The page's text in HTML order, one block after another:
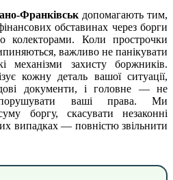
Франківськ допомагають тим,
обставинах через борги
Коли прострочки
важливо не панікувати
механізми захисту боржників.
кожну деталь вашої ситуації,
документи, і головне — не
порушувати ваші права. Ми
боргу, скасувати незаконні
випадках — повністю звільнити